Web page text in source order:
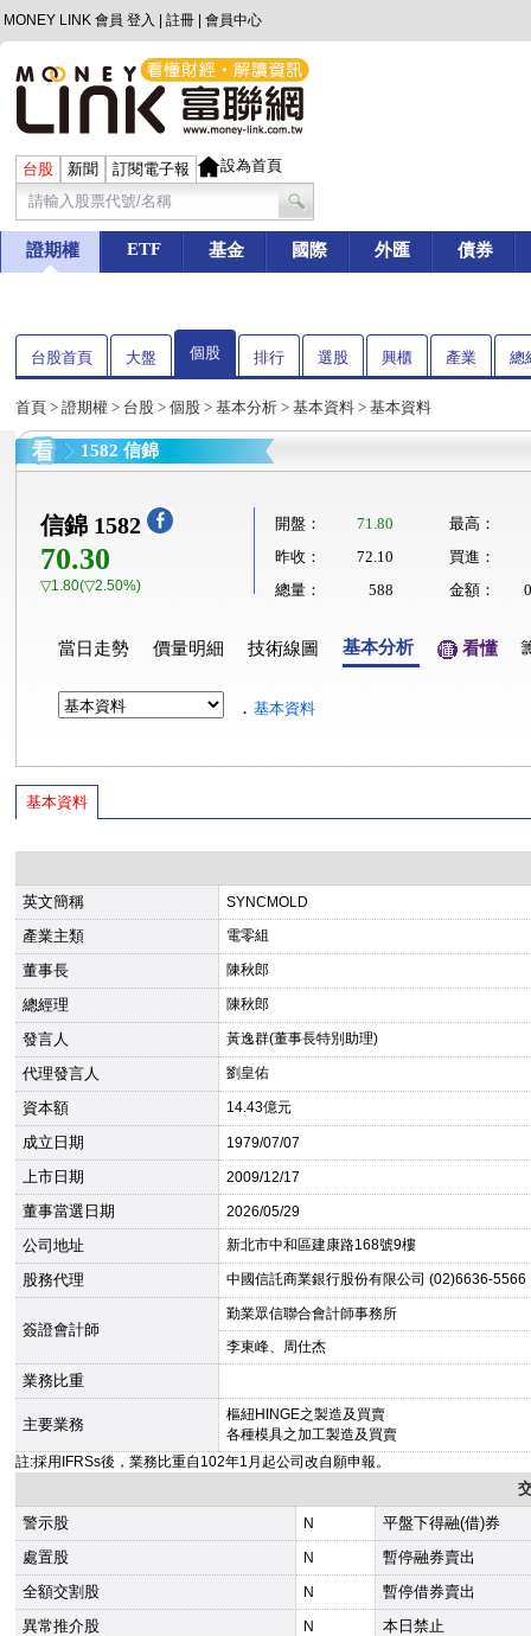
MONEY LINK 會員 登入 註冊 會員中心
台股 新聞 訂閱電子報 設為首頁
證期權 ETF 基金 國際 外匯 債券
台股首頁 大盤 個股 排行 選股 興櫃 產業 總
首頁 > 證期權 > 台股 > 個股 > 基本分析 > 基本資料 > 基本資料
1582 信錦
信錦 1582
70.30
▽1.80(▽2.50%)
開盤： 71.80
最高：
昨收：
72.10
買進：
總量：
588 金額：
當日走勢 價量明細 技術線圖 基本分析 看懂
． 基本資料
基本資料
英文簡稱 SYNCMOLD
產業主類 電零組
董事長 陳秋郎
總經理 陳秋郎
發言人 黃逸群(董事長特別助理)
代理發言人 劉皇佑
資本額 14.43億元
成立日期 1979/07/07
上市日期 2009/12/17
董事當選日期 2026/05/29
公司地址 新北市中和區建康路168號9樓
股務代理 中國信託商業銀行股份有限公司 (02)6636-5566
簽證會計師
勤業眾信聯合會計師事務所
李東峰、周仕杰
業務比重
主要業務
樞紐HINGE之製造及買賣
各種模具之加工製造及買賣
註:採用IFRSs後，業務比重自102年1月起公司改自願申報。
警示股
N
平盤下得融(借)券
處置股
N
暫停融券賣出
全額交割股
N
暫停借券賣出
異常推介股
N 本日禁止